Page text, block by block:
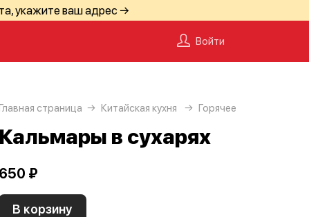
укажите ваш адрес →
Войти
страница Китайская кухня Горячее
Кальмары в сухарях
650 ₽
В корзину